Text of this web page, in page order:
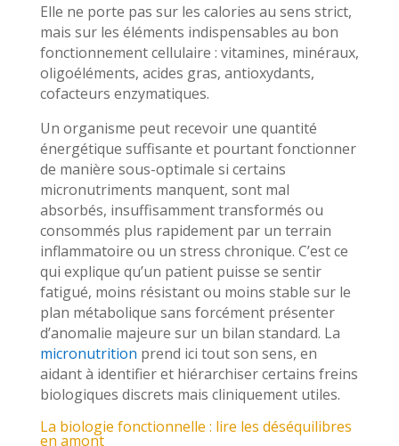
Elle ne porte pas sur les calories au sens strict,
mais sur les éléments indispensables au bon
fonctionnement cellulaire : vitamines, minéraux,
oligoéléments, acides gras, antioxydants,
cofacteurs enzymatiques.
Un organisme peut recevoir une quantité
énergétique suffisante et pourtant fonctionner
de manière sous-optimale si certains
micronutriments manquent, sont mal
absorbés, insuffisamment transformés ou
consommés plus rapidement par un terrain
inflammatoire ou un stress chronique. C’est ce
qui explique qu’un patient puisse se sentir
fatigué, moins résistant ou moins stable sur le
plan métabolique sans forcément présenter
d’anomalie majeure sur un bilan standard. La
micronutrition prend ici tout son sens, en
aidant à identifier et hiérarchiser certains freins
biologiques discrets mais cliniquement utiles.
La biologie fonctionnelle : lire les déséquilibres
en amont